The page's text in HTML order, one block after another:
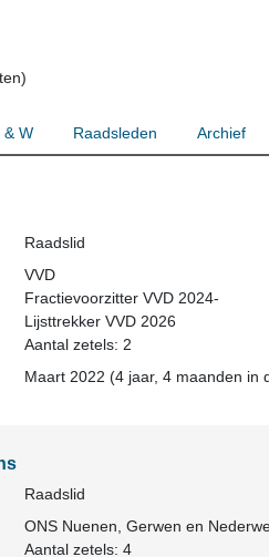
& W Raadsleden Archief
Raadslid
VVD
Fractievoorzitter VVD 2024-
Lijsttrekker VVD 2026
Aantal zetels: 2
Maart 2022 (4 jaar, 4 maanden in
Raadslid
ONS Nuenen, Gerwen en
Aantal zetels: 4